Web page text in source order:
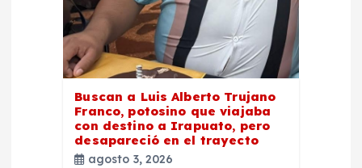
Buscan a Luis Alberto Trujano
Franco, potosino que viajaba
con destino a Irapuato, pero
desapareció en el trayecto
agosto 3, 2026